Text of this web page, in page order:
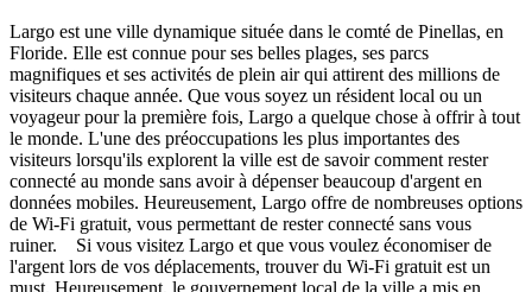
Largo est une ville dynamique située dans le comté de Pinellas, en
Floride. Elle est connue pour ses belles plages, ses parcs
magnifiques et ses activités de plein air qui attirent des millions de
visiteurs chaque année. Que vous soyez un résident local ou un
voyageur pour la première fois, Largo a quelque chose à offrir à tout
le monde. L'une des préoccupations les plus importantes des
visiteurs lorsqu'ils explorent la ville est de savoir comment rester
connecté au monde sans avoir à dépenser beaucoup d'argent en
données mobiles. Heureusement, Largo offre de nombreuses options
de Wi-Fi gratuit, vous permettant de rester connecté sans vous
ruiner. Si vous visitez Largo et que vous voulez économiser de
l'argent lors de vos déplacements, trouver du Wi-Fi gratuit est un